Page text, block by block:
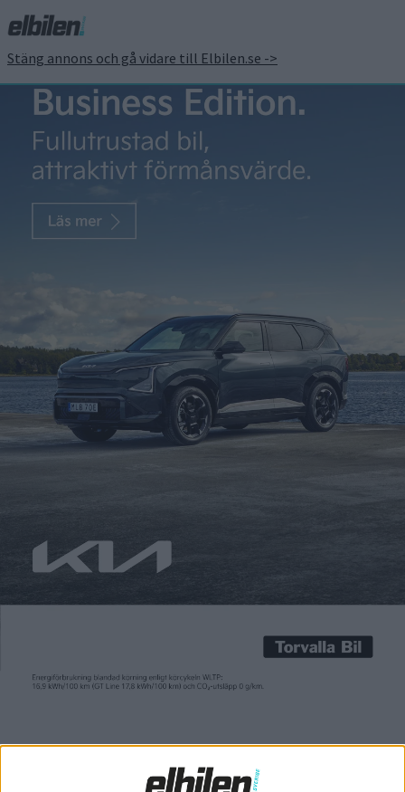
Stäng annons och gå vidare till Elbilen.se ->
Nu finns det 35 000
Superchargers – fler på
gång i Sverige
Carl Undéhn
changer” som skulle göra det möjligt med ”långdistansresor
med en bekvämlighetsnivå som är likvärdig med bensinbilar”.
I september 2012 öppnade Tesla de första sex stationerna med
med en bekvämlighetsnivå som är likvärdig med bensinbilar”.
Sedan dess har nätverket vuxit och 2020 fanns det 20 000